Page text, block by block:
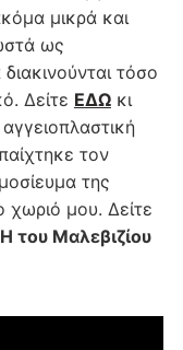
μικρά και
ως
τόσο
Δείτε ΕΔΩκι
τον
της
χωριό μου. Δείτε
του Μαλεβιζίου